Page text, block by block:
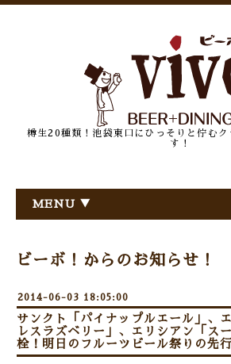
樽生20種類！池袋東口にひっそりと佇むク
す！
MENU ▼
ビーボ！からのお知らせ！
2014-06-03 18:05:00
サンクト「パイナップルエール」、
レスラズベリー」、エリシアン「ス
栓！明日のフルーツビール祭りの先